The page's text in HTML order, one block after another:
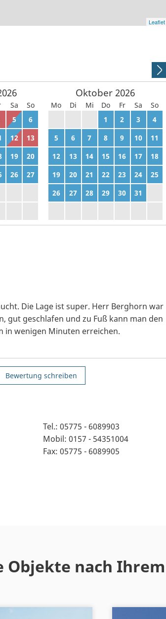
Leaflet
Sa
So
5
6
12
13
19
20
26
27
Oktober 2026
Mo Di Mi Do Fr Sa
So
1 2 3
4
5
6 7 8 9 10
11
12
13 14 15 16 17
18
19
20 21 22 23 24
25
26
27 28 29 30 31
Die Lage ist super. Herr Berghorn war
gut geschlafen und zu Fuß kann man den
in wenigen Minuten erreichen.
Bewertung schreiben
Tel.: 05775 - 6089903
Mobil: 0157 - 54351004
Fax: 05775 - 6089905
Objekte nach